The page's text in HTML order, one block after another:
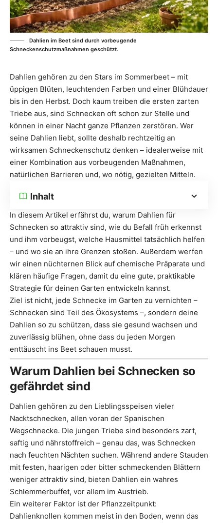
Dahlien im Beet sind durch vorbeugende
Schneckenschutzmaßnahmen geschützt.
Dahlien gehören zu den Stars im Sommerbeet – mit
üppigen Blüten, leuchtenden Farben und einer Blühdauer
bis in den Herbst. Doch kaum treiben die ersten zarten
Triebe aus, sind Schnecken oft schon zur Stelle und
können in einer Nacht ganze Pflanzen zerstören. Wer
seine Dahlien liebt, sollte deshalb rechtzeitig an
wirksamen Schneckenschutz denken – idealerweise mit
einer Kombination aus vorbeugenden Maßnahmen,
natürlichen Barrieren und, wo nötig, gezielten Mitteln.
Inhalt
In diesem Artikel erfährst du, warum Dahlien für
Schnecken so attraktiv sind, wie du Befall früh erkennst
und ihm vorbeugst, welche Hausmittel tatsächlich helfen
– und wo sie an ihre Grenzen stoßen. Außerdem werfen
wir einen nüchternen Blick auf chemische Präparate und
klären häufige Fragen, damit du eine gute, praktikable
Strategie für deinen Garten entwickeln kannst.
Ziel ist nicht, jede Schnecke im Garten zu vernichten –
Schnecken sind Teil des Ökosystems –, sondern deine
Dahlien so zu schützen, dass sie gesund wachsen und
zuverlässig blühen, ohne dass du jeden Morgen
enttäuscht ins Beet schauen musst.
Warum Dahlien bei Schnecken so
gefährdet sind
Dahlien gehören zu den Lieblingsspeisen vieler
Nacktschnecken, allen voran der Spanischen
Wegschnecke. Die jungen Triebe sind besonders zart,
saftig und nährstoffreich – genau das, was Schnecken
nach feuchten Nächten suchen. Während andere Stauden
mit festen, haarigen oder bitter schmeckenden Blättern
weniger attraktiv sind, bieten Dahlien ein wahres
Schlemmerbuffet, vor allem im Austrieb.
Ein weiterer Faktor ist der Pflanzzeitpunkt:
Dahlienknollen kommen meist in den Boden, wenn das